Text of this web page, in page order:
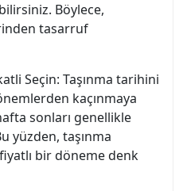
Böylece,
tasarruf
Seçin: Taşınma tarihini
kaçınmaya
sonları genellikle
yüzden, taşınma
bir döneme denk